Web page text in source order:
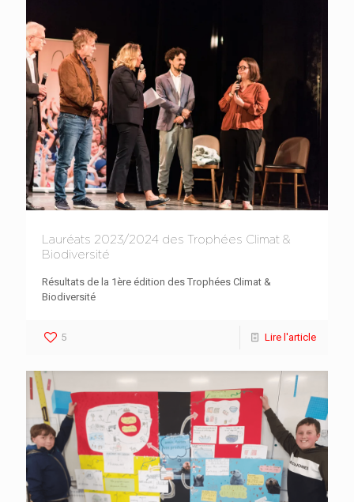
Lauréats 2023/2024 des Trophées Climat &
Biodiversité
Résultats de la 1ère édition des Trophées Climat &
Biodiversité
5 Lire l'article